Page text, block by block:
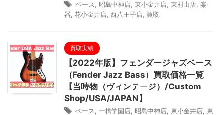
ベース 昭島中神店 東小金井店 東村山店 楽
器 花小金井店 西八王子店 買取
買取実績
【2022年版】フェンダージャズベース
（Fender Jazz Bass）買取価格一覧
【当時物（ヴィンテージ）/Custom
Shop/USA/JAPAN】
ベース 一橋学園店 昭島中神店 東小金井店 東